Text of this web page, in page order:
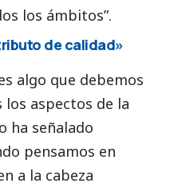
los ámbitos”.
de calidad»
algo que debemos
aspectos de la
ha señalado
pensamos en
a la cabeza